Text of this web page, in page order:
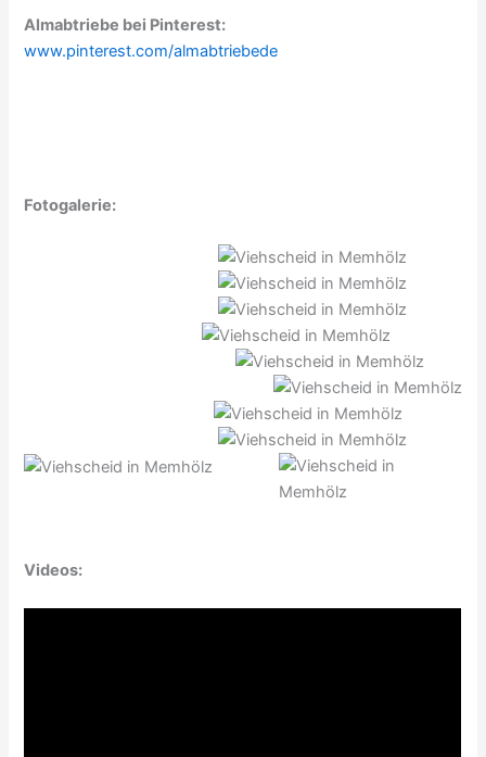
Almabtriebe bei Pinterest:
www.pinterest.com/almabtriebede
Fotogalerie:
Videos: